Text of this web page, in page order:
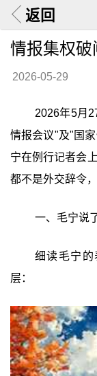
返回
情报集权
2026-05-29
2026年5月
情报会议"及"国
宁在例行记者会
都不是外交辞令
一、毛宁说
细读毛宁的
层：